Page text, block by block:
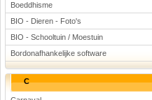
Boeddhisme
BIO - Dieren - Foto's
BIO - Schooltuin / Moestuin
Bordonafhankelijke software
C